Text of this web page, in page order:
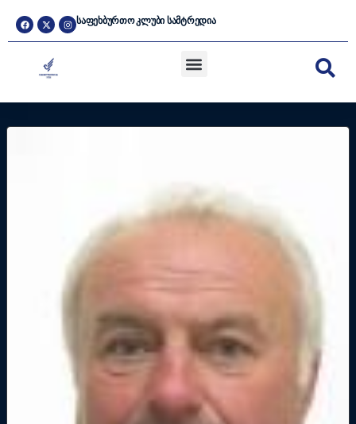
ᲡᲐᲤᲔᲮᲑᲣᲠᲗᲝ ᲙᲚᲣᲑᲘ ᲡᲐᲛᲢᲠᲔᲓᲘᲐ